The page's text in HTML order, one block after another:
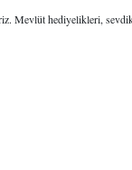
Mevlüt hediyelikleri,